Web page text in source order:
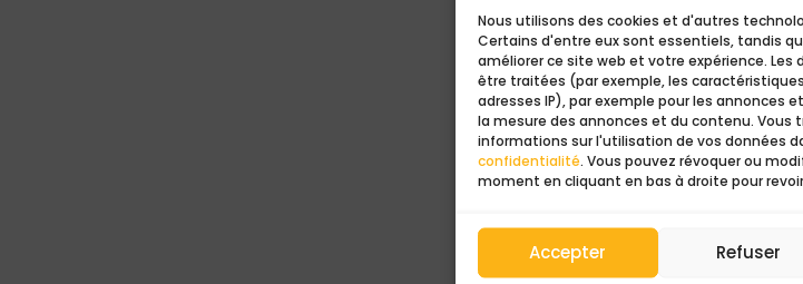
Nous utilisons des cookies et d'autres
Certains d'entre eux sont essentiels, tandis
améliorer ce site web et votre expérience.
être traitées (par exemple, les
adresses IP), par exemple pour les annonces
la mesure des annonces et du contenu. Vous
informations sur l'utilisation de vos données
confidentialité. Vous pouvez révoquer ou
moment en cliquant en bas à droite pour
Accepter Refuser